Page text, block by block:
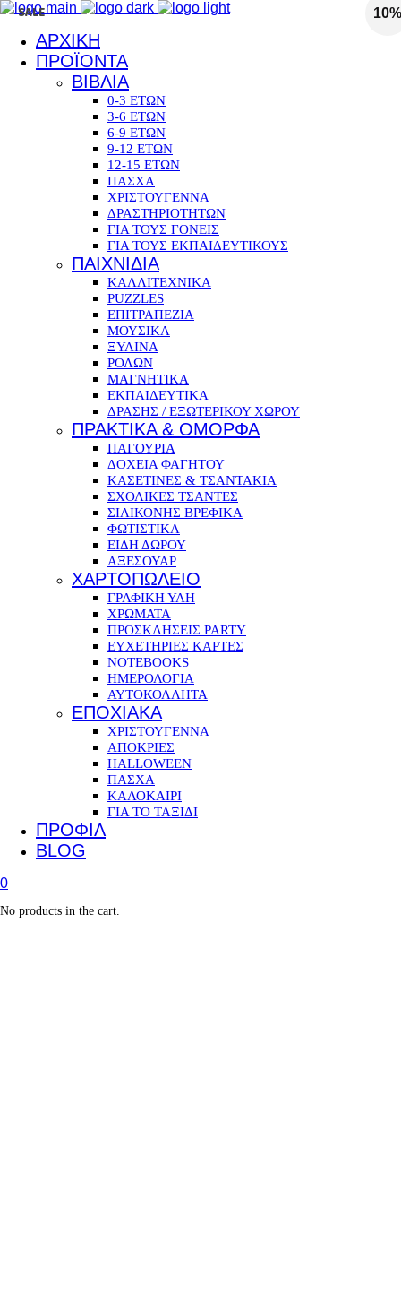
ΑΡΧΙΚΗ
ΠΡΟΪΟΝΤΑ
ΒΙΒΛΙΑ
0-3 ΕΤΩΝ
3-6 ΕΤΩΝ
6-9 ΕΤΩΝ
9-12 ΕΤΩΝ
12-15 ΕΤΩΝ
ΠΑΣΧΑ
ΧΡΙΣΤΟΥΓΕΝΝΑ
ΔΡΑΣΤΗΡΙΟΤΗΤΩΝ
ΓΙΑ ΤΟΥΣ ΓΟΝΕΙΣ
ΓΙΑ ΤΟΥΣ ΕΚΠΑΙΔΕΥΤΙΚΟΥΣ
ΠΑΙΧΝΙΔΙΑ
ΚΑΛΛΙΤΕΧΝΙΚΑ
PUZZLES
ΕΠΙΤΡΑΠΕΖΙΑ
ΜΟΥΣΙΚΑ
ΞΥΛΙΝΑ
ΡΟΛΩΝ
ΜΑΓΝΗΤΙΚΑ
ΕΚΠΑΙΔΕΥΤΙΚΑ
ΔΡΑΣΗΣ / ΕΞΩΤΕΡΙΚΟΥ ΧΩΡΟΥ
ΠΡΑΚΤΙΚΑ & ΟΜΟΡΦΑ
ΠΑΓΟΥΡΙΑ
ΔΟΧΕΙΑ ΦΑΓΗΤΟΥ
ΚΑΣΕΤΙΝΕΣ & ΤΣΑΝΤΑΚΙΑ
ΣΧΟΛΙΚΕΣ ΤΣΑΝΤΕΣ
ΣΙΛΙΚΟΝΗΣ ΒΡΕΦΙΚΑ
ΦΩΤΙΣΤΙΚΑ
ΕΙΔΗ ΔΩΡΟΥ
ΑΞΕΣΟΥΑΡ
ΧΑΡΤΟΠΩΛΕΙΟ
ΓΡΑΦΙΚΗ ΥΛΗ
ΧΡΩΜΑΤΑ
ΠΡΟΣΚΛΗΣΕΙΣ PARTY
ΕΥΧΕΤΗΡΙΕΣ ΚΑΡΤΕΣ
NOTEBOOKS
ΗΜΕΡΟΛΟΓΙΑ
ΑΥΤΟΚΟΛΛΗΤΑ
ΕΠΟΧΙΑΚΑ
ΧΡΙΣΤΟΥΓΕΝΝΑ
ΑΠΟΚΡΙΕΣ
HALLOWEEN
ΠΑΣΧΑ
ΚΑΛΟΚΑΙΡΙ
ΓΙΑ ΤΟ ΤΑΞΙΔΙ
ΠΡΟΦΙΛ
BLOG
0
No products in the cart.
SALE 10%